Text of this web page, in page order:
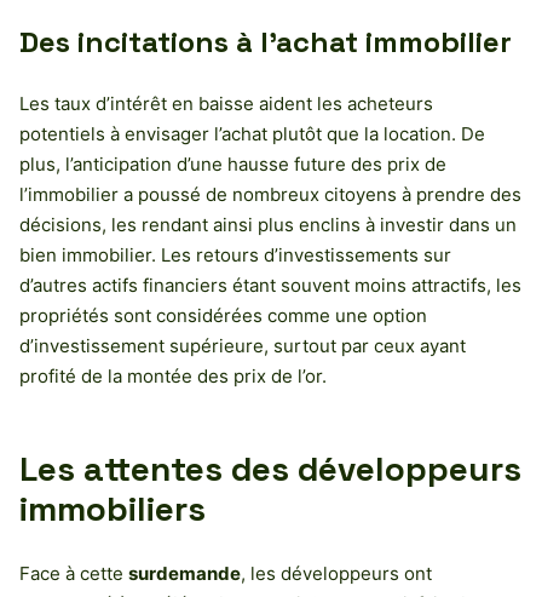
Des incitations à l’achat immobilier
Les taux d’intérêt en baisse aident les acheteurs
potentiels à envisager l’achat plutôt que la location. De
plus, l’anticipation d’une hausse future des prix de
l’immobilier a poussé de nombreux citoyens à prendre des
décisions, les rendant ainsi plus enclins à investir dans un
bien immobilier. Les retours d’investissements sur
d’autres actifs financiers étant souvent moins attractifs, les
propriétés sont considérées comme une option
d’investissement supérieure, surtout par ceux ayant
profité de la montée des prix de l’or.
Les attentes des développeurs
immobiliers
Face à cette surdemande, les développeurs ont